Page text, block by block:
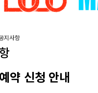
지사항
약 신청 안내